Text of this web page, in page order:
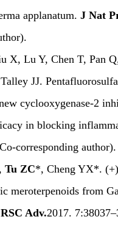
applanatum. J Nat
Lu Y, Chen T, Pan
JJ.
cyclooxygenase-2
in blocking
corresponding author).
Tu ZC*, Cheng YX*.
meroterpenoids from
RSC Adv.2017.